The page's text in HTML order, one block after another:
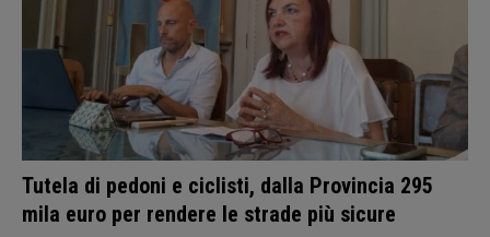
Tutela di pedoni e ciclisti, dalla Provincia 295
mila euro per rendere le strade più sicure